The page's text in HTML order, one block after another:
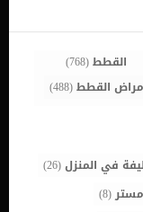
القطط(768)
القطط(488)
في المنزل(26)
(8)